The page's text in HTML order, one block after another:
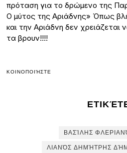
πρόταση για το δρώμενο της
Ο μύτος της Αριάδνης» Όπως
και την Αριάδνη δεν
τα βρουν!!!!
ΚΟΙΝΟΠΟΙΉΣΤΕ
ΒΑΣΊΛΗΣ
ΛΙΑΝΌΣ ΔΗΜΉΤΡΗΣ